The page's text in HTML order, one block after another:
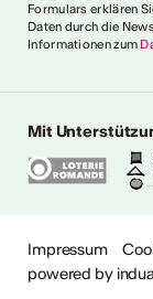
Ein
erklärt ausserdem
Ausdrücken.
Fragen?
Formulars erklären
Daten durch die
Informationen zum
Mit
Impressum
powered by